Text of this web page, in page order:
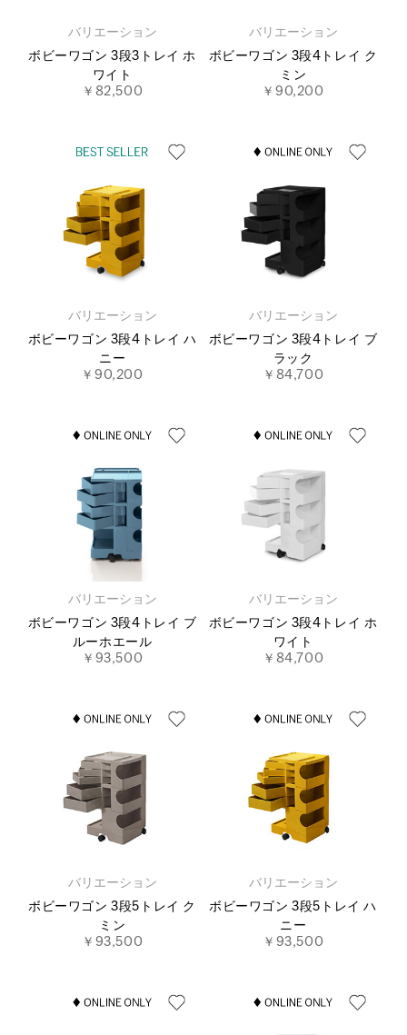
バリエーション
ボビーワゴン 3段3トレイ ホ
ワイト
￥82,500
バリエーション
ボビーワゴン 3段4トレイ ク
ミン
￥90,200
バリエーション
ボビーワゴン 3段4トレイ ハ
ニー
￥90,200
バリエーション
ボビーワゴン 3段4トレイ ブ
ラック
￥84,700
バリエーション
ボビーワゴン 3段4トレイ ブ
ルーホエール
￥93,500
バリエーション
ボビーワゴン 3段4トレイ ホ
ワイト
￥84,700
バリエーション
ボビーワゴン 3段5トレイ ク
ミン
￥93,500
バリエーション
ボビーワゴン 3段5トレイ ハ
ニー
￥93,500